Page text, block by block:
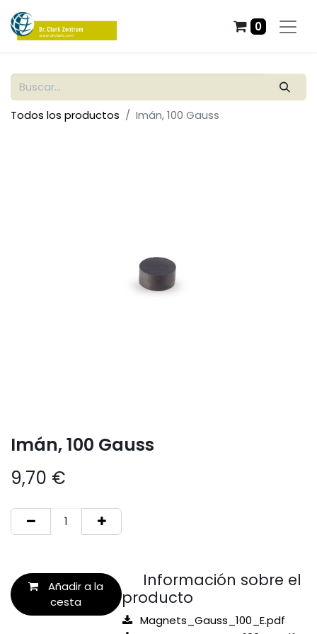
0
Todos los productos Imán, 100 Gauss
Imán, 100 Gauss
9,70 €
Añadir a la
cesta
Información sobre el
producto
Magnets_Gauss_100_E.pdf